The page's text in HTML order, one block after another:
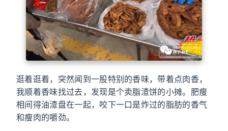
逛着逛着，突然闻到一股特别的香味，带着点肉香，
我顺着香味找过去，发现是个卖脂渣饼的小摊。肥瘦
相间得油渣盘在一起，咬下一口是炸过的脂肪的香气
和瘦肉的嚼劲。